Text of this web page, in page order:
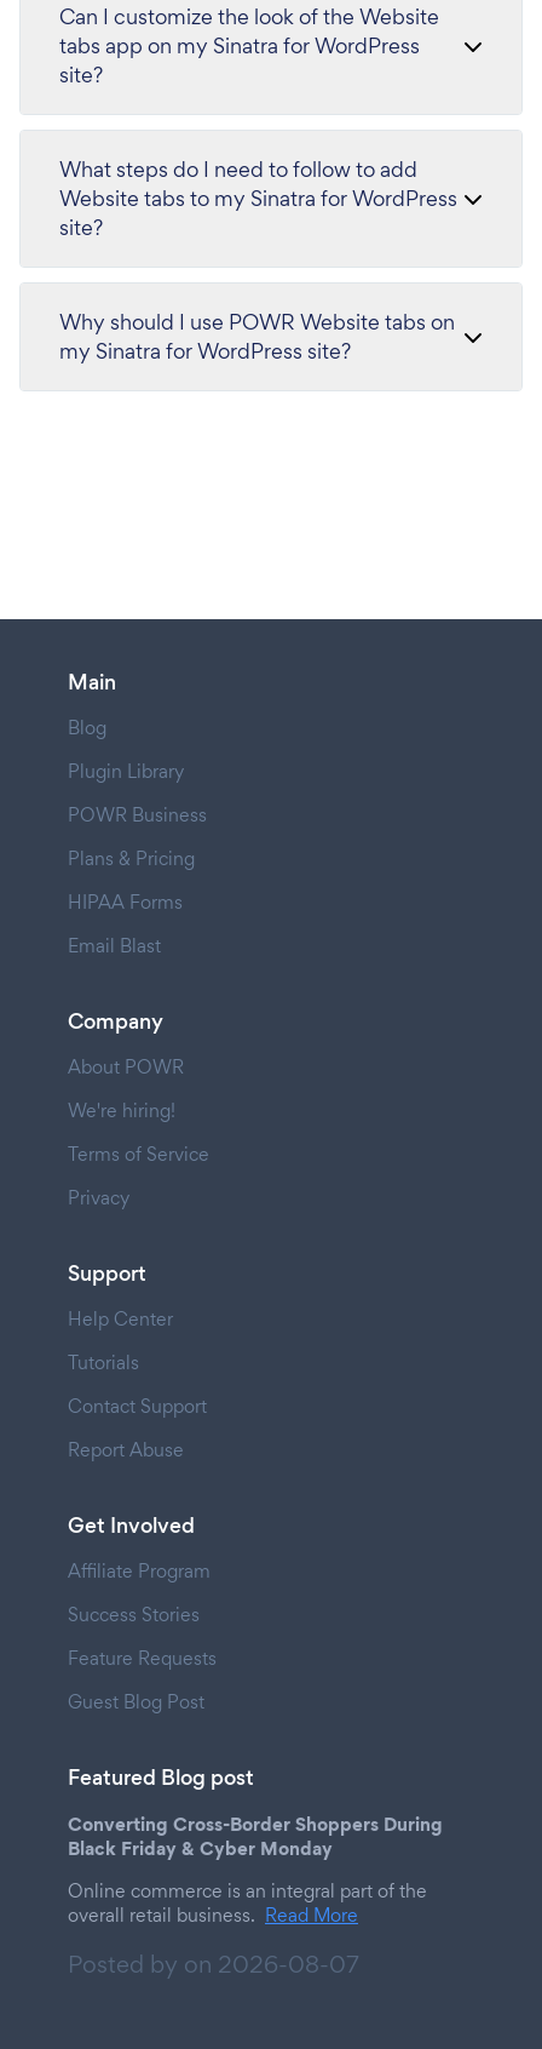
Can I customize the look of the Website
tabs app on my Sinatra for WordPress
site?
What steps do I need to follow to add
Website tabs to my Sinatra for WordPress
site?
Why should I use POWR Website tabs on
my Sinatra for WordPress site?
Main
Blog
Plugin Library
POWR Business
Plans & Pricing
HIPAA Forms
Email Blast
Company
About POWR
We're hiring!
Terms of Service
Privacy
Support
Help Center
Tutorials
Contact Support
Report Abuse
Get Involved
Affiliate Program
Success Stories
Feature Requests
Guest Blog Post
Featured Blog post
Converting Cross-Border Shoppers During
Black Friday & Cyber Monday
Online commerce is an integral part of the
overall retail business. Read More
Posted by on 2026-08-07